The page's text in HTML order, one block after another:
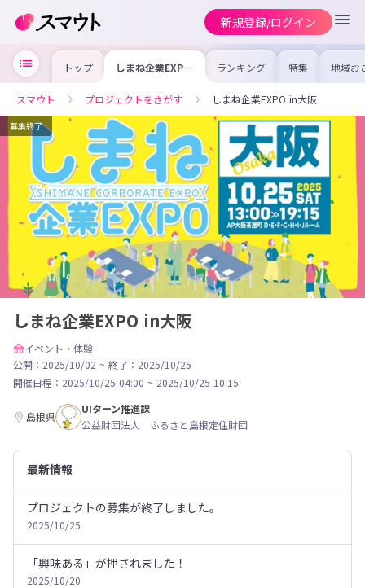
新規登録/ログイン
トップ しまね企業EXPO
in大阪
ランキング 特集 地域お
の求
を集め
合った
スマウト プロジェクトをさがす しまね企業EXPO in大阪
募集終了
しまね企業EXPO in大阪
イベント・体験
公開：2025/10/02 ~ 終了：2025/10/25
開催日程： 2025/10/25 04:00 ~ 2025/10/25 10:15
島根県
UIターン推進課
公益財団法人 ふるさと島根定住財団
最新情報
プロジェクトの募集が終了しました。
2025/10/25
「興味ある」が押されました！
2025/10/20